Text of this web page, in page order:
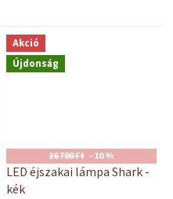
Akció
Újdonság
16 700 Ft –10 %
LED éjszakai lámpa Shark -
kék